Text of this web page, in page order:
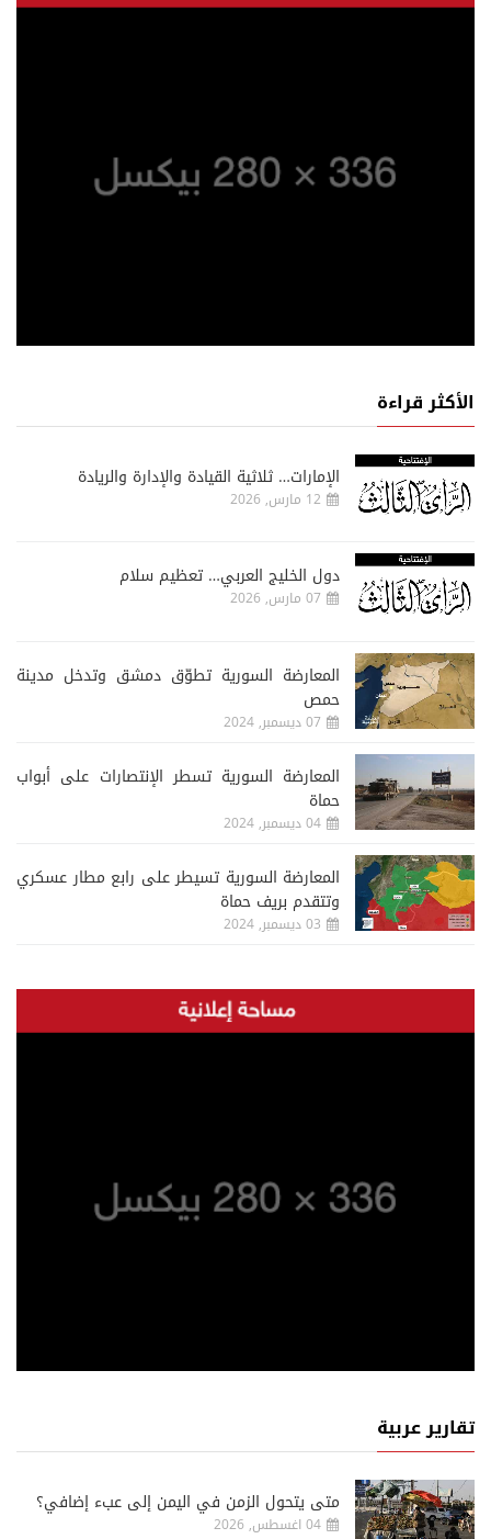
الأكثر قراءة
الإمارات… ثلاثية القيادة والإدارة والريادة
12 مارس, 2026
دول الخليج العربي… تعظيم سلام
07 مارس, 2026
المعارضة السورية تطوّق دمشق وتدخل مدينة
حمص
07 ديسمبر, 2024
المعارضة السورية تسطر الإنتصارات على أبواب
حماة
04 ديسمبر, 2024
المعارضة السورية تسيطر على رابع مطار عسكري
وتتقدم بريف حماة
03 ديسمبر, 2024
تقارير عربية
متى يتحول الزمن في اليمن إلى عبء إضافي؟
04 اغسطس, 2026